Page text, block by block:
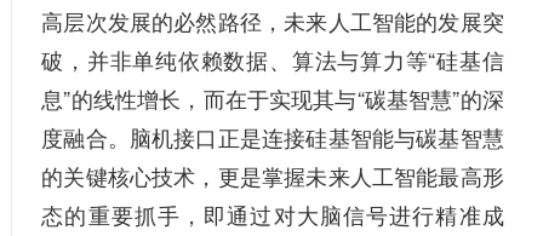
高层次发展的必然路径，未来人工智能的发展突
破，并非单纯依赖数据、算法与算力等“硅基信
息”的线性增长，而在于实现其与“碳基智慧”的深
度融合。脑机接口正是连接硅基智能与碳基智慧
的关键核心技术，更是掌握未来人工智能最高形
态的重要抓手，即通过对大脑信号进行精准成